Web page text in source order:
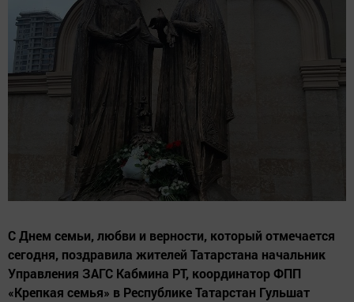
С Днем семьи, любви и верности, который отмечается
сегодня, поздравила жителей Татарстана начальник
Управления ЗАГС Кабмина РТ, координатор ФПП
«Крепкая семья» в Республике Татарстан Гульшат